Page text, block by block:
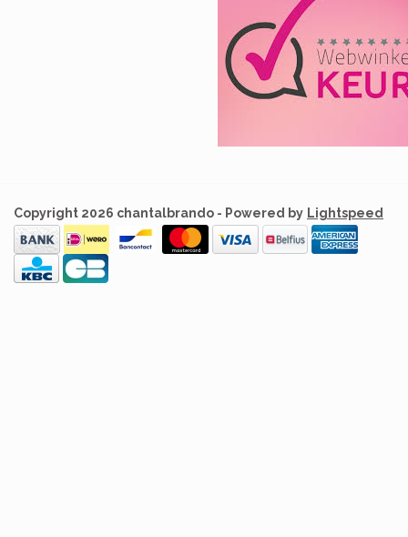
Copyright 2026 chantalbrando - Powered by Lightspeed